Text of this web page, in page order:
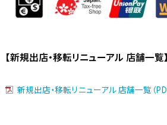
【新規出店・移転リニューアル 店舗一覧】
新規出店・移転リニューアル 店舗一覧（